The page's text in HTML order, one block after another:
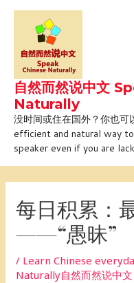
Skip
content
自然而然说中文
Naturally
没时间或住在国外？你也
efficient and natural way
speaker even if you are
每日积累：
——“愚昧”
/ Learn Chinese
Naturally自然而然说中文